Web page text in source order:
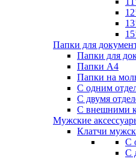
Папки для
Папки для
Папки А4
Папки на
С одним
С двумя
С внешними
Мужские
Клатчи
С
С